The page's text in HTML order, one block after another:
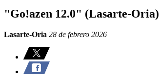
"Go!azen 12.0" (Lasarte-Oria)
Lasarte-Oria 28 de febrero 2026